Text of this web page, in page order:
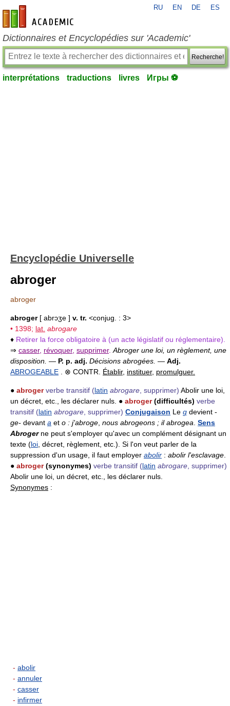
fr-academic.com
RU EN DE ES
Dictionnaires et Encyclopédies sur 'Academic'
Recherche!
interprétations traductions livres Игры ⚽
Encyclopédie Universelle
abroger
abroger
abroger[ abrɔʒe ] v. tr. <conjug. : 3>
• 1398; lat. abrogare
♦ Retirer la force obligatoire à (un acte législatif ou réglementaire).
⇒ casser, révoquer, supprimer. Abroger une loi, un règlement, une
disposition. — P. p. adj. Décisions abrogées. — Adj.
ABROGEABLE . ⊗ CONTR. Établir, instituer, promulguer.
● abroger verbe transitif (latin abrogare , supprimer) Abolir une loi,
un décret, etc., les déclarer nuls. ● abroger(difficultés) verbe
transitif (latin abrogare , supprimer) Conjugaison Le g devient -
ge- devant a et o : j'abroge nous abrogeons ; il abrogea Sens
Abrogerne peut s'employer qu'avec un complément désignant un
texte (loi , décret, règlement, etc.). Si l'on veut parler de la
suppression d'un usage, il faut employer abolir : abolir l'esclavage
● abroger(synonymes) verbe transitif (latin abrogare , supprimer)
Abolir une loi, un décret, etc., les déclarer nuls.
Synonymes :
- abolir
- annuler
- casser
- infirmer